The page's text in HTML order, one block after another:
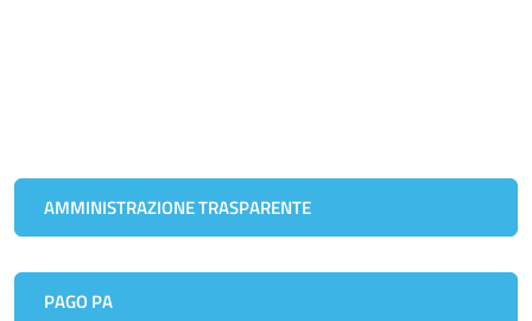
AMMINISTRAZIONE TRASPARENTE
PAGO PA